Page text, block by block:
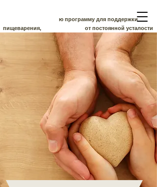
ю программу для поддержки
пищеварения,
от постоянной усталости